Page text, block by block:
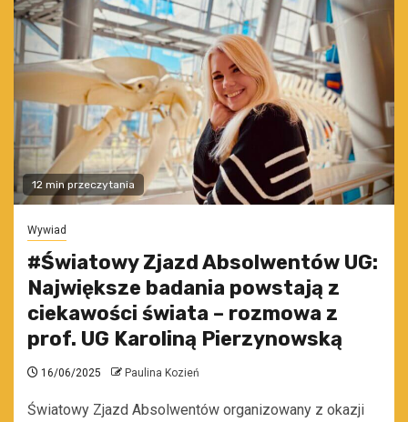
12 min przeczytania
Wywiad
#Światowy Zjazd Absolwentów UG:
Największe badania powstają z
ciekawości świata – rozmowa z
prof. UG Karoliną Pierzynowską
16/06/2025 Paulina Kozień
Światowy Zjazd Absolwentów organizowany z okazji